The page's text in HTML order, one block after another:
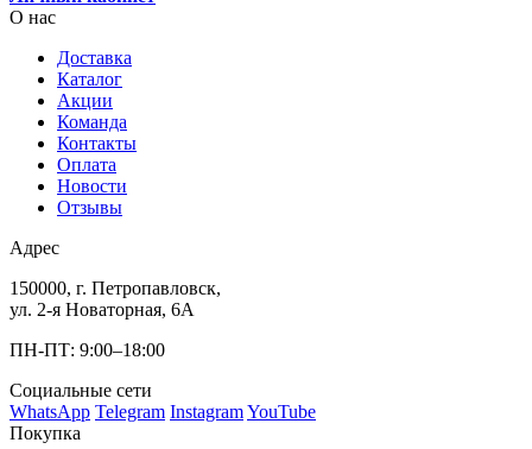
О нас
Доставка
Каталог
Акции
Команда
Контакты
Оплата
Новости
Отзывы
Адрес
150000, г. Петропавловск,
ул. 2-я Новаторная, 6А
ПН-ПТ: 9:00–18:00
Социальные сети
WhatsApp Telegram InstagramYouTube
Покупка